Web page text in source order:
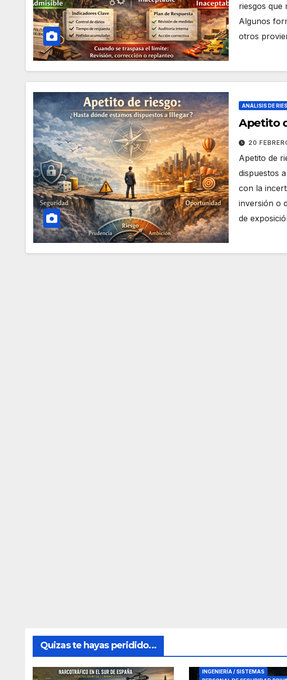
riesgos que
Algunos
otros
ANÁLISIS DE
Apetito
20
Apetito de
dispuestos
con la
inversión o
de
Quizas te hayas peridido...
INGENIERÍA / SISTEMAS